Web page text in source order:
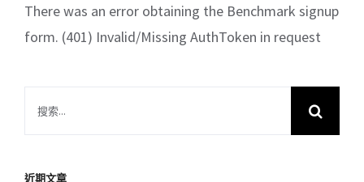
There was an error obtaining the Benchmark signup
form. (401) Invalid/Missing AuthToken in request
果：
近期文章